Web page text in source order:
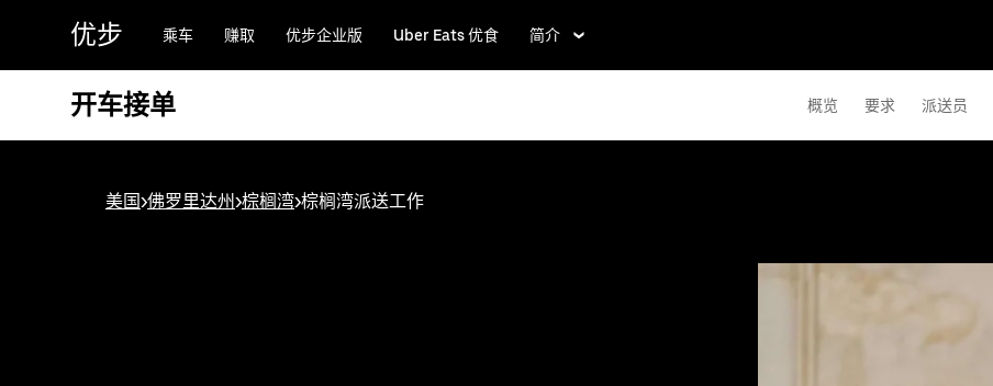
容
优步 乘车 赚取 优步企业版 Uber Eats 优食 简介
开车接单 概览 要求 派送员
美国>佛罗里达州>棕榈湾>棕榈湾派送工作